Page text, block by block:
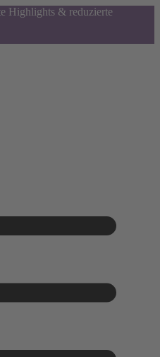
Highlights & reduzierte